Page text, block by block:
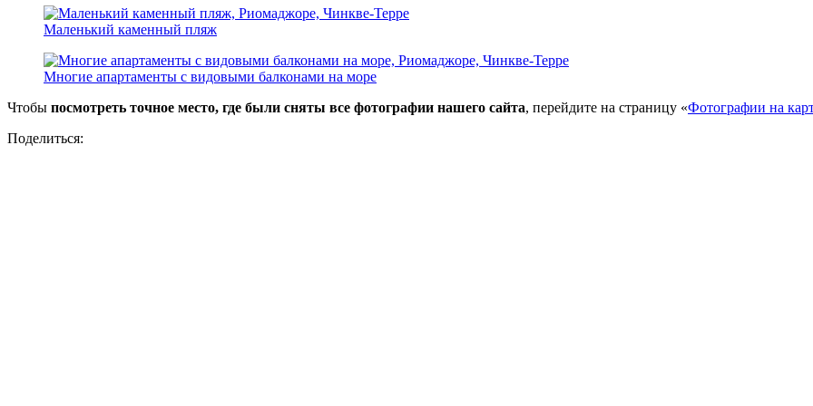
Маленький каменный пляж
Многие апартаменты с видовыми балконами на море
Чтобы посмотреть точное место, где были сняты все фотографии нашего сайта, перейдите на страницу «Фотографии на
Поделиться: